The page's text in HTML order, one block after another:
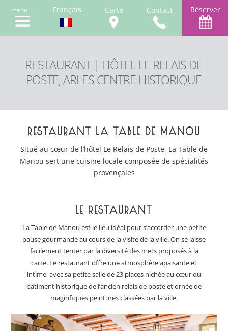
Français Carte Contact Réserver
RESTAURANT | HÔTEL LE RELAIS DE
POSTE, ARLES CENTRE HISTORIQUE
RESTAURANT LA TABLE DE MANOU
Situé au cœur de l’hôtel Le Relais de Poste, La Table de
Manou sert une cuisine locale composée de spécialités
provençales
LE RESTAURANT
La Table de Manou est le lieu idéal pour s’accorder une petite
pause gourmande au cours de la visite de la ville. On se laisse
facilement tenter par la diversité des mets proposés à la
carte. Le restaurant offre une atmosphère apaisante et
intime, avec sa petite salle de 23 places nichée au cœur du
bâtiment historique de l’ancien relais de poste et ornée de
magnifiques peintures classées par la ville.